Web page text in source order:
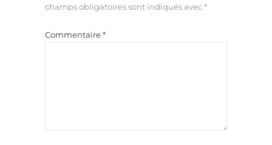
champs obligatoires sont indiqués avec*
Commentaire*